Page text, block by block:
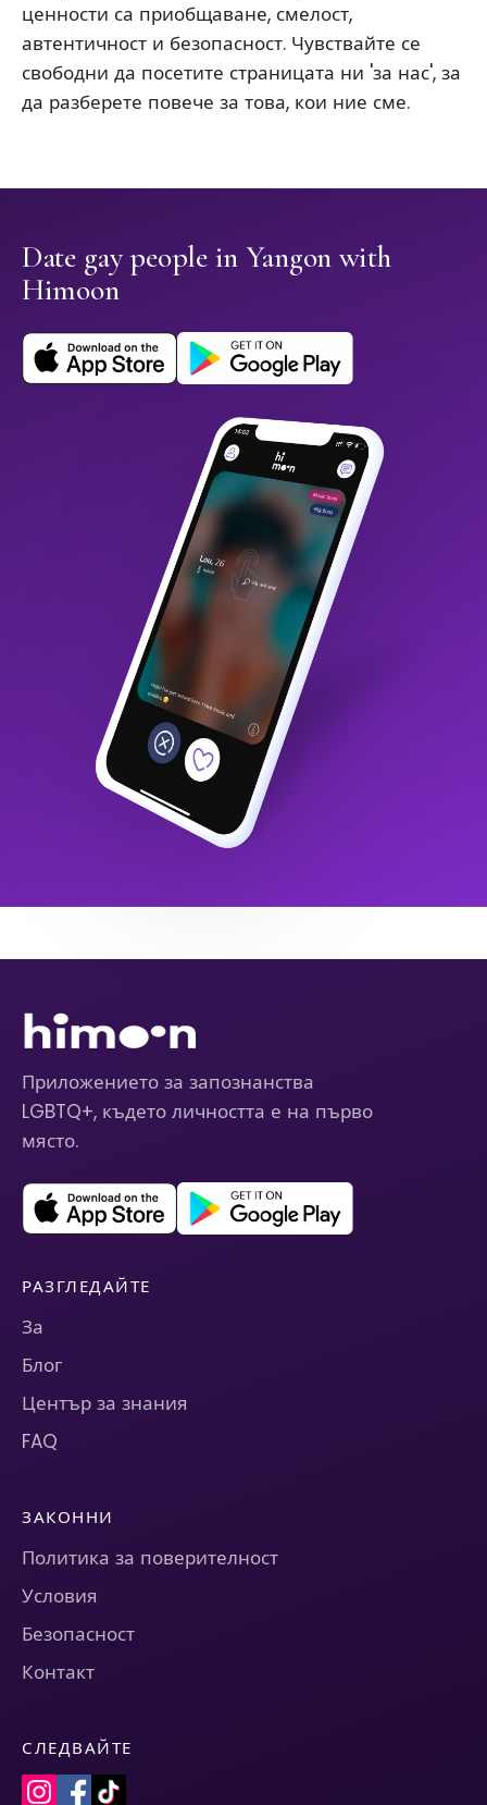
ценности са приобщаване, смелост,
автентичност и безопасност. Чувствайте се
свободни да посетите страницата ни 'за нас', за
да разберете повече за това, кои ние сме.
Date gay people in Yangon with
Himoon
Приложението за запознанства
LGBTQ+, където личността е на първо
място.
РАЗГЛЕДАЙТЕ
За
Блог
Център за знания
FAQ
ЗАКОННИ
Политика за поверителност
Условия
Безопасност
Контакт
СЛЕДВАЙТЕ